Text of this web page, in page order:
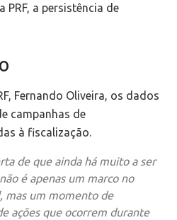
PRF, a persistência de
Fernando Oliveira, os dados
campanhas de
à fiscalização.
de que ainda há muito a ser
é apenas um marco no
mas um momento de
ações que ocorrem durante